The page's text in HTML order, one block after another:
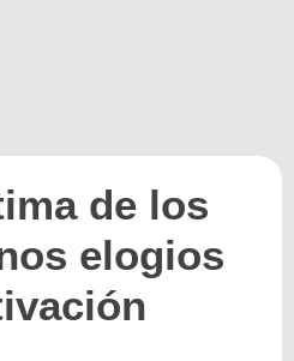
de los
elogios